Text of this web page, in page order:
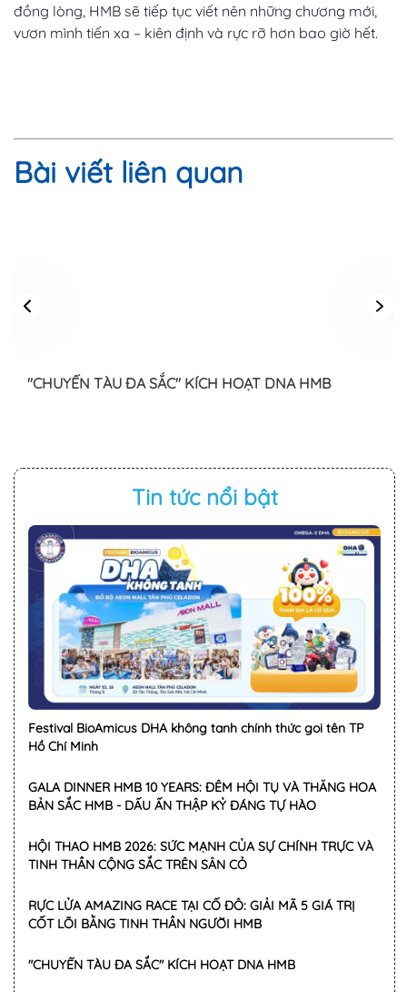
đồng lòng, HMB sẽ tiếp tục viết nên những chương mới,
vươn mình tiến xa – kiên định và rực rỡ hơn bao giờ hết.
Bài viết liên quan
"CHUYẾN TÀU ĐA SẮC" KÍCH HOẠT DNA HMB
Tin tức nổi bật
Festival BioAmicus DHA không tanh chính thức goi tên TP
Hồ Chí Minh
GALA DINNER HMB 10 YEARS: ĐÊM HỘI TỤ VÀ THĂNG HOA
BẢN SẮC HMB - DẤU ẤN THẬP KỶ ĐÁNG TỰ HÀO
HỘI THAO HMB 2026: SỨC MẠNH CỦA SỰ CHÍNH TRỰC VÀ
TINH THẦN CỘNG SẮC TRÊN SÂN CỎ
RỰC LỬA AMAZING RACE TẠI CỐ ĐÔ: GIẢI MÃ 5 GIÁ TRỊ
CỐT LÕI BẰNG TINH THẦN NGƯỜI HMB
"CHUYẾN TÀU ĐA SẮC" KÍCH HOẠT DNA HMB